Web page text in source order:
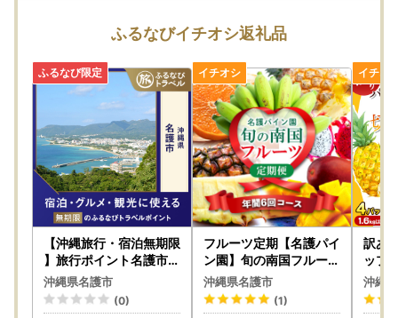
【ワンストップについて】
ワンストップ特例申請書の提出期限は、2027年1月10日必着
です。添付書類と合わせて期限内にご郵送下さい。
〒905-0014
沖縄県名護市港二丁目1番1号
名護市役所 商工・企業誘致課 宛
▼▼下記よりダウンロード頂けます▼▼
・ワンストップ特例申請書
http://okifuru.com/onestop.pdf
・ワンストップ特例申請 添付書類貼り付け用紙、記入例
http://okifuru.com/onestop_doc.pdf
ふるなびイチオシ返礼品
【沖縄旅行・宿泊無期限
】旅行ポイント名護市ふ
るなびトラベルポイント
沖縄県名護市
(0)
フルーツ定期【名護パイ
ン園】旬の南国フルーツ
定期便（6回コース）
沖縄県名護市
(1)
訳あ
ップ
（4
訳あ
沖縄